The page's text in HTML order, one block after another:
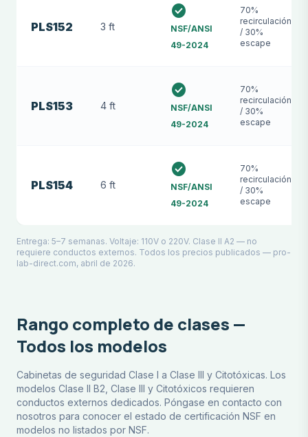
PLS152 3 ft
check_circle
NSF/ANSI
49-2024
70%
recirculación
/ 30%
escape
PLS153 4 ft
check_circle
NSF/ANSI
49-2024
70%
recirculación
/ 30%
escape
PLS154 6 ft
check_circle
NSF/ANSI
49-2024
70%
recirculación
/ 30%
escape
Entrega: 5–7 semanas. Voltaje: 110V o 220V. Clase II A2 — no
requiere conductos externos. Todos los precios publicados — pro-
lab-direct.com, abril de 2026.
Rango completo de clases —
Todos los modelos
Cabinetas de seguridad Clase I a Clase III y Citotóxicas. Los
modelos Clase II B2, Clase III y Citotóxicos requieren
conductos externos dedicados. Póngase en contacto con
nosotros para conocer el estado de certificación NSF en
modelos no listados por NSF.